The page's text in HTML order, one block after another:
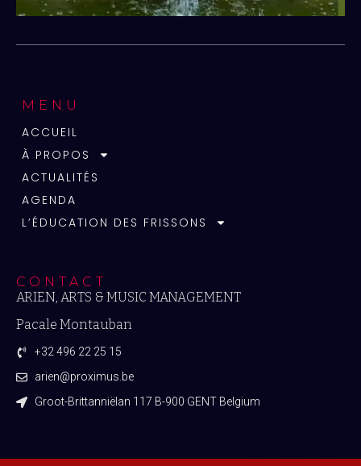
MENU
ACCUEIL
À PROPOS
ACTUALITÉS
AGENDA
L’ÉDUCATION DES FRISSONS
CONTACT
ARIEN, ARTS & MUSIC MANAGEMENT
Pacale Montauban
+32 496 22 25 15
arien@proximus.be
Groot-Brittanniëlan 117 B-900 GENT Belgium